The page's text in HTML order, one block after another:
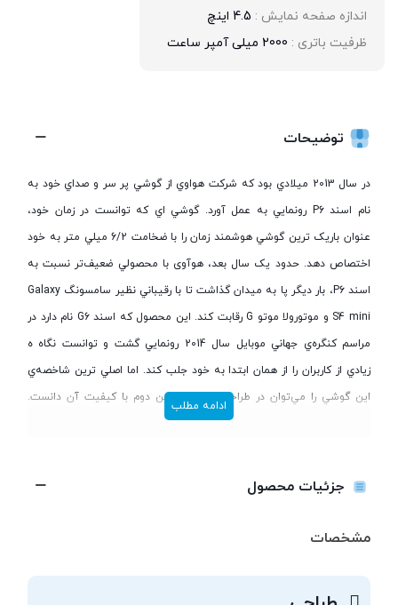
اندازه صفحه نمایش : 4.5 اينچ
ظرفیت باتری : 2000 میلی آمپر ساعت
توضیحات
در سال 2013 ميلادي بود که شرکت هواوي از گوشي پر سر و صداي خود به
نام اسند P6 رونمايي به عمل آورد. گوشي اي که توانست در زمان خود،
عنوان باريک ترين گوشي هوشمند زمان را با ضخامت 6/2 ميلي متر به خود
اختصاص دهد. حدود يک سال بعد، هوآوی با محصولي ضعيف‌تر نسبت به
اسند P6، بار ديگر پا به ميدان گذاشت تا با رقيباني نظير سامسونگ Galaxy
S4 mini و موتورولا موتو G رقابت کند. اين محصول که اسند G6 نام دارد در
مراسم کنگره‌ي جهاني موبايل سال 2014 رونمايي گشت و توانست نگاه ه
زيادي از کاربران را از همان ابتدا به خود جلب کند. اما اصلي ترين شاخصه‌ي
اين گوشي را مي‌توان در طراحي زيبا و دوربين دوم با کيفيت آن دانست.
ويژگي‌هايي که برگ برنده‌ي اين گوشي نسبت به ساير ميان رده ها مي‌باشد.
ادامه مطلب
جزئیات محصول
مشخصات